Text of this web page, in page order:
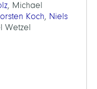
, Michael
Koch, Niels
Wetzel